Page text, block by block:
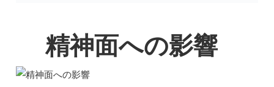
精神面への影響